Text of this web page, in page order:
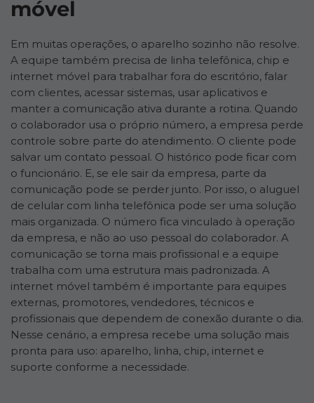
móvel
Em muitas operações, o aparelho sozinho não resolve.
A equipe também precisa de linha telefônica, chip e
internet móvel para trabalhar fora do escritório, falar
com clientes, acessar sistemas, usar aplicativos e
manter a comunicação ativa durante a rotina. Quando
o colaborador usa o próprio número, a empresa perde
controle sobre parte do atendimento. O cliente pode
salvar um contato pessoal. O histórico pode ficar com
o funcionário. E, se ele sair da empresa, parte da
comunicação pode se perder junto. Por isso, o aluguel
de celular com linha telefônica pode ser uma solução
mais organizada. O número fica vinculado à operação
da empresa, e não ao uso pessoal do colaborador. A
comunicação se torna mais profissional e a equipe
trabalha com uma estrutura mais padronizada. A
internet móvel também é importante para equipes
externas, promotores, vendedores, técnicos e
profissionais que dependem de conexão durante o dia.
Nesse cenário, a empresa recebe uma solução mais
pronta para uso: aparelho, linha, chip, internet e
suporte conforme a necessidade.